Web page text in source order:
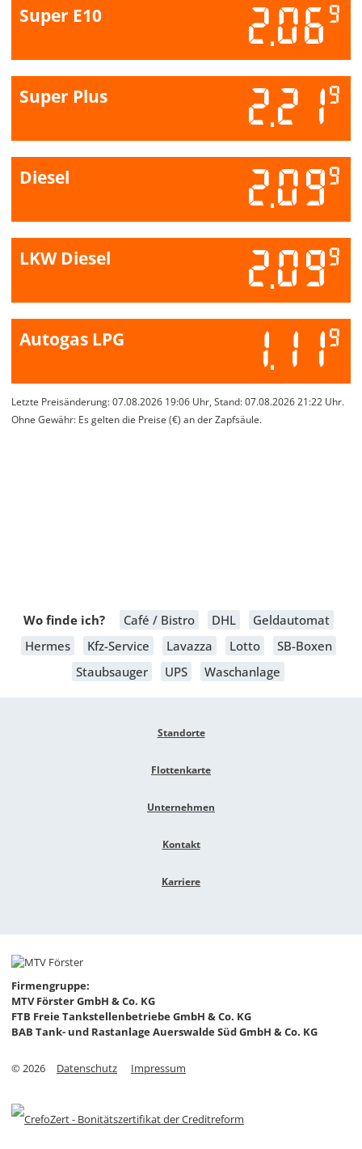
Super E10 2.06 9
Super Plus 2.219
Diesel 2.099
LKW Diesel 2.099
Autogas LPG 1.119
Letzte Preisänderung: 07.08.2026 19:06 Uhr, Stand: 07.08.2026 21:22 Uhr.
Ohne Gewähr: Es gelten die Preise (€) an der Zapfsäule.
Wo finde ich? Café / Bistro DHL
Geldautomat
Hermes
Kfz-Service Lavazza Lotto
SB-Boxen
Staubsauger
UPS Waschanlage
Standorte
Flottenkarte
Unternehmen
Kontakt
Karriere
Firmengruppe:
MTV Förster GmbH & Co. KG
FTB Freie Tankstellenbetriebe GmbH & Co. KG
BAB Tank- und Rastanlage Auerswalde Süd GmbH & Co. KG
©2026 Datenschutz Impressum